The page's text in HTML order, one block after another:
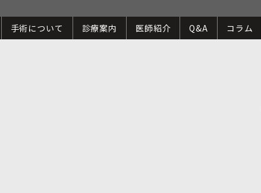
手術について 診療案内 医師紹介 Q&A コラム